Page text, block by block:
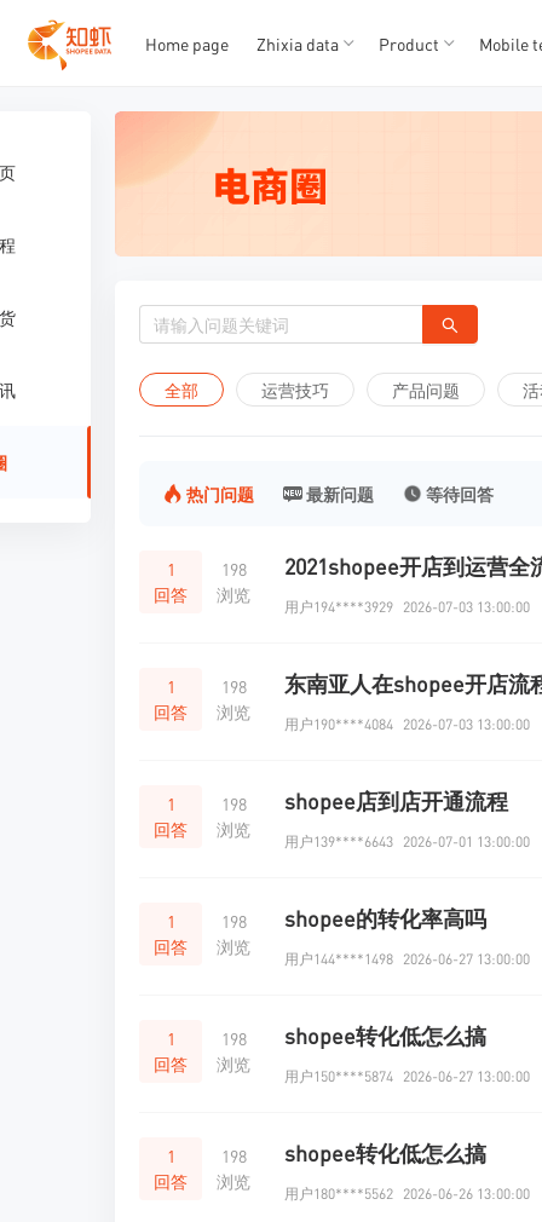
Home page Zhixia data Product Mobile
全部 运营技巧 产品问题
热门问题 最新问题 等待回答
1
回答
198
浏览
2021shopee开店到运营全
用户194****3929 2026-07-03 13:00:00
1
回答
198
浏览
东南亚人在shopee开店流
用户190****4084 2026-07-03 13:00:00
1
回答
198
浏览
shopee店到店开通流程
用户139****6643 2026-07-01 13:00:00
1
回答
198
浏览
shopee的转化率高吗
用户144****1498 2026-06-27 13:00:00
1
回答
198
浏览
shopee转化低怎么搞
用户150****5874 2026-06-27 13:00:00
1
回答
198
浏览
shopee转化低怎么搞
用户180****5562 2026-06-26 13:00:00